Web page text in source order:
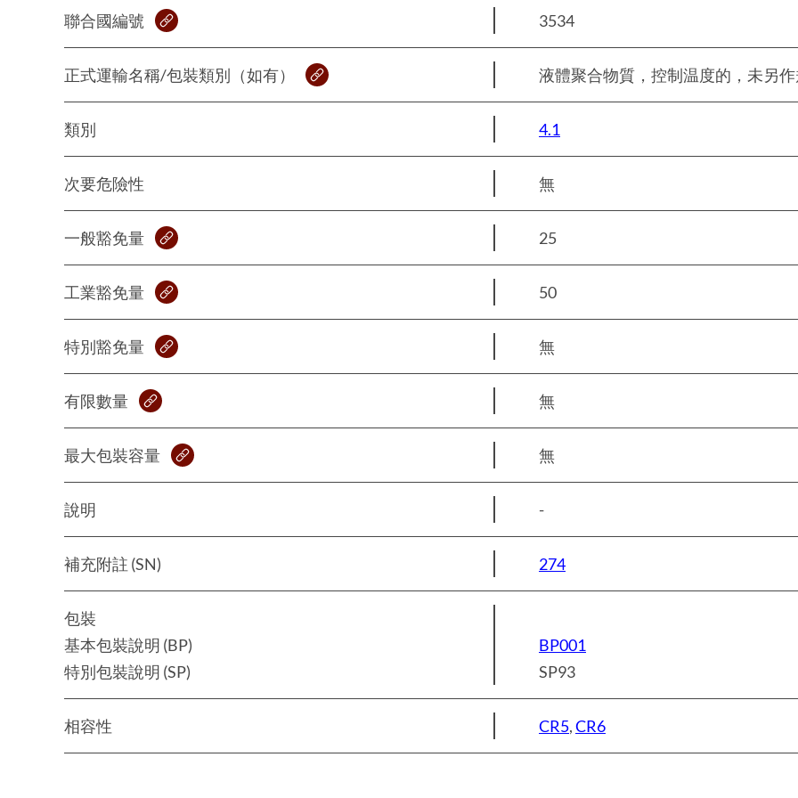
聯合國編號 3534
正式運輸名稱/包裝類別（如有） 液體聚合物質，控制温度的，未另作
類別 4.1
次要危險性 無
一般豁免量 25
工業豁免量 50
特別豁免量 無
有限數量 無
最大包裝容量 無
說明 -
補充附註 (SN) 274
包裝
基本包裝說明 (BP)
BP001
特別包裝說明 (SP)
SP93
相容性 CR5,CR6